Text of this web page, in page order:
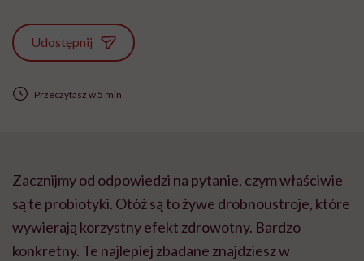
Udostępnij
Przeczytasz w 5 min
Zacznijmy od odpowiedzi na pytanie, czym właściwie
są te probiotyki. Otóż są to żywe drobnoustroje, które
wywierają korzystny efekt zdrowotny. Bardzo
konkretny. Te najlepiej zbadane znajdziesz w